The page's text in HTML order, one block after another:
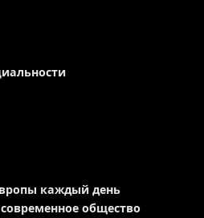
каждый день
общество